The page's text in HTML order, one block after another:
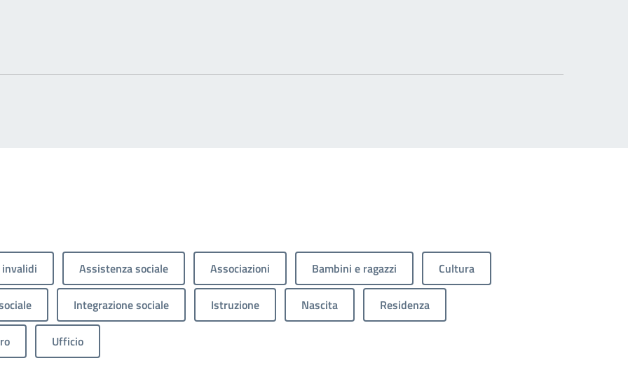
Assistenza sociale Associazioni Bambini e ragazzi Cultura
Integrazione sociale Istruzione Nascita Residenza
Ufficio